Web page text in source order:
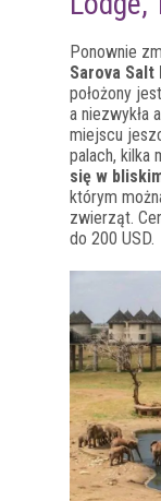
Ponownie
Sarova Salt
położony
a niezwykła
miejscu
palach, kilka
się w
którym
zwierząt.
do 200 USD.